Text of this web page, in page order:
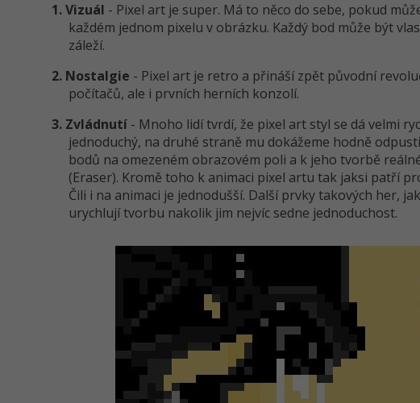
1. Vizuál - Pixel art je super. Má to něco do sebe, pokud
každém jednom pixelu v obrázku. Každý bod může být
záleží.
2. Nostalgie - Pixel art je retro a přináší zpět původní
počítačů, ale i prvních herních konzolí.
3. Zvládnutí - Mnoho lidí tvrdí, že pixel art styl se dá velmi
jednoduchý, na druhé straně mu dokážeme hodně
bodů na omezeném obrazovém poli a k ​​jeho tvorbě
(Eraser). Kromě toho k animaci pixel artu tak jaksi patří
Čili i na animaci je jednodušší. Další prvky takových her,
urychlují tvorbu nakolik jim nejvíc sedne jednoduchost.